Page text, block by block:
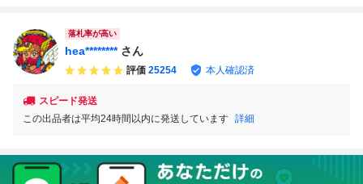
落札率が高い
hea******** さん
評価 25254 本人確認済
スピード発送
この出品者は平均24時間以内に発送しています 詳細